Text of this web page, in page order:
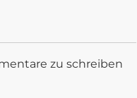
zu schreiben